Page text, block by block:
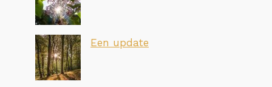
Een update